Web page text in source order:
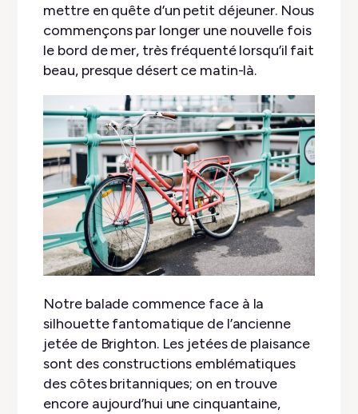
mettre en quête d’un petit déjeuner. Nous
commençons par longer une nouvelle fois
le bord de mer, très fréquenté lorsqu’il fait
beau, presque désert ce matin-là.
Notre balade commence face à la
silhouette fantomatique de l’ancienne
jetée de Brighton. Les jetées de plaisance
sont des constructions emblématiques
des côtes britanniques; on en trouve
encore aujourd’hui une cinquantaine,